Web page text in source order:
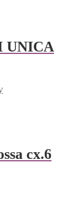
UNICA
сх.6